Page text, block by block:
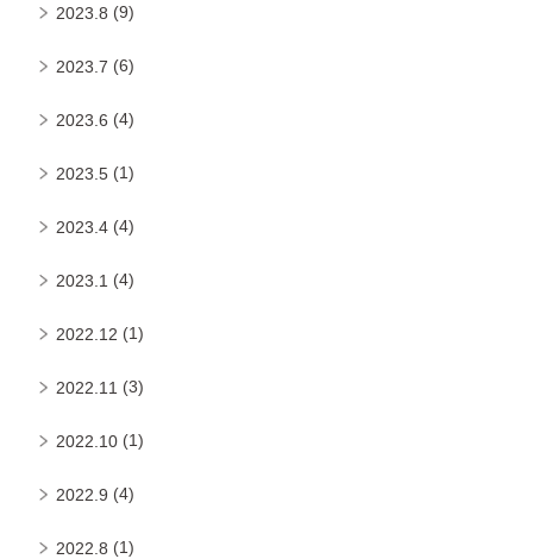
2023.8 (9)
2023.7 (6)
2023.6 (4)
2023.5 (1)
2023.4 (4)
2023.1 (4)
2022.12 (1)
2022.11 (3)
2022.10 (1)
2022.9 (4)
2022.8 (1)